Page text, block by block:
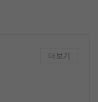
더보기